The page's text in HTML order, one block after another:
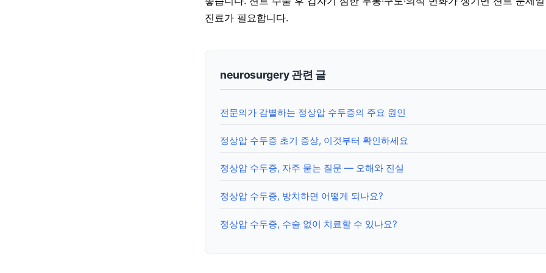
진료가 필요합니다.
neurosurgery 관련 글
전문의가 감별하는 정상압 수두증의 주요 원인
정상압 수두증 초기 증상, 이것부터 확인하세요
정상압 수두증, 자주 묻는 질문 — 오해와 진실
정상압 수두증, 방치하면 어떻게 되나요?
정상압 수두증, 수술 없이 치료할 수 있나요?